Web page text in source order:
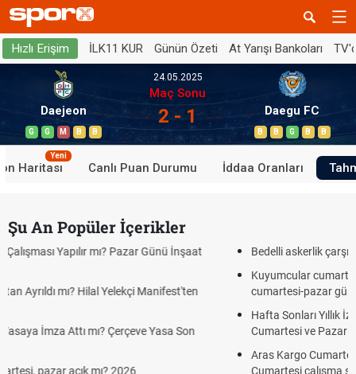
Hızlı Erişim İLK11 KUR Günün Özeti At Yarışı Bankoları
Daejeon
G G M B B
24.05.2025
Maç Sonu
2 - 1 Daegu FC
B B G B B
Haritası
Yeni
Canlı Puan Durumu İddaa Oranları
Şu An Popüler İçerikler
Günü İnşaat
Manifest'ten
Yasa Son
Bedelli askerlik çarşı izni var mı? 2026 ziyaret
Kuyumcular cumartesi, pazar günü açık mı?
cumartesi-pazar günü kaça kadar açık?
Hafta Sonları Yıllık İzinden Sayılır mı? Yıllık
Cumartesi ve Pazar Detayı
Aras Kargo Cumartesi-pazar açık mı? 2026
Cumartesi çalışma saatleri!